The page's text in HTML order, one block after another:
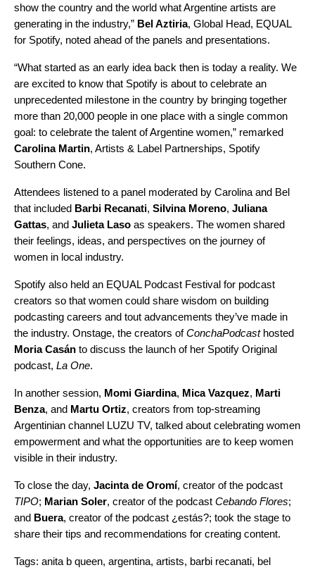
show the country and the world what Argentine artists are
generating in the industry,” Bel Aztiria, Global Head, EQUAL
for Spotify, noted ahead of the panels and presentations.
“What started as an early idea back then is today a reality. We
are excited to know that Spotify is about to celebrate an
unprecedented milestone in the country by bringing together
more than 20,000 people in one place with a single common
goal: to celebrate the talent of Argentine women,” remarked
Carolina Martin, Artists & Label Partnerships, Spotify
Southern Cone.
Attendees listened to a panel moderated by Carolina and Bel
that included Barbi Recanati, Silvina Moreno, Juliana
Gattas, and Julieta Laso as speakers. The women shared
their feelings, ideas, and perspectives on the journey of
women in local industry.
Spotify also held an EQUAL Podcast Festival for podcast
creators so that women could share wisdom on building
podcasting careers and tout advancements they’ve made in
the industry. Onstage, the creators ofConchaPodcasthosted
Moria Casán to discuss the launch of her Spotify Original
podcast, La One.
In another session, Momi Giardina, Mica Vazquez, Marti
Benza, and Martu Ortiz, creators from top-streaming
Argentinian channel LUZU TV, talked about celebrating women
empowerment and what the opportunities are to keep women
visible in their industry.
To close the day, Jacinta de Oromí, creator of the podcast
TIPO; Marian Soler, creator of the podcast Cebando Flores;
and Buera, creator of the podcast ¿estás?; took the stage to
share their tips and recommendations for creating content.
Tags: anita b queen, argentina, artists, barbi recanati, bel